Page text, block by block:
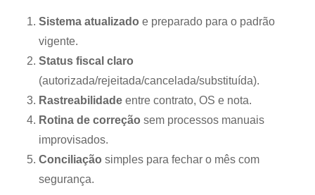
Sistema atualizado e preparado para o padrão
vigente.
Status fiscal claro
(autorizada/rejeitada/cancelada/substituída).
Rastreabilidade entre contrato, OS e nota.
Rotina de correção sem processos manuais
improvisados.
Conciliação simples para fechar o mês com
segurança.